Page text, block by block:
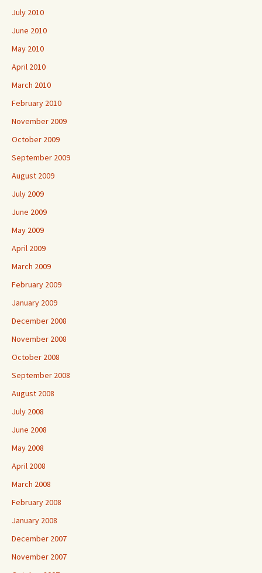
July 2010
June 2010
May 2010
April 2010
March 2010
February 2010
November 2009
October 2009
September 2009
August 2009
July 2009
June 2009
May 2009
April 2009
March 2009
February 2009
January 2009
December 2008
November 2008
October 2008
September 2008
August 2008
July 2008
June 2008
May 2008
April 2008
March 2008
February 2008
January 2008
December 2007
November 2007